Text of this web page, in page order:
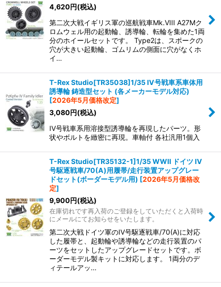
4,620円(税込)
第二次大戦イギリス軍の巡航戦車Mk.VIII A27Mク
ロムウェル用の起動輪、誘導輪、転輪を集めた1両
分のホイールセットです。 Type2は、スポークの
穴が大きい起動輪、ゴムリムの側面に穴がなくホ
イ…
T-Rex Studio[TR35038]1/35 IV号戦車系車体用
誘導輪 鋳造型セット (各メーカーモデル対応)
[2026年5月価格改定]
3,080円(税込)
IV号戦車系用溶接型誘導輪を再現したパーツ。形
状やボルトを緻密に再現。車軸付 各社汎用1個入
T-Rex Studio[TR35132-1]1/35 WWII ドイツ IV
号駆逐戦車/70(A)用履帯/走行装置アップグレー
ドセット(ボーダーモデル用) [2026年5月価格改
定]
9,900円(税込)
在庫切れです再入荷のご登録をしていただくと入荷時
にメールにてお知らせをいたします。
第二次大戦ドイツ軍のIV号駆逐戦車/70(A)に対応
した履帯と、起動輪や誘導輪などの走行装置のパ
ーツをセットしたアップグレードセットです。ボ
ーダーモデル製キットに対応します。 1両分のデ
ィテールアッ…